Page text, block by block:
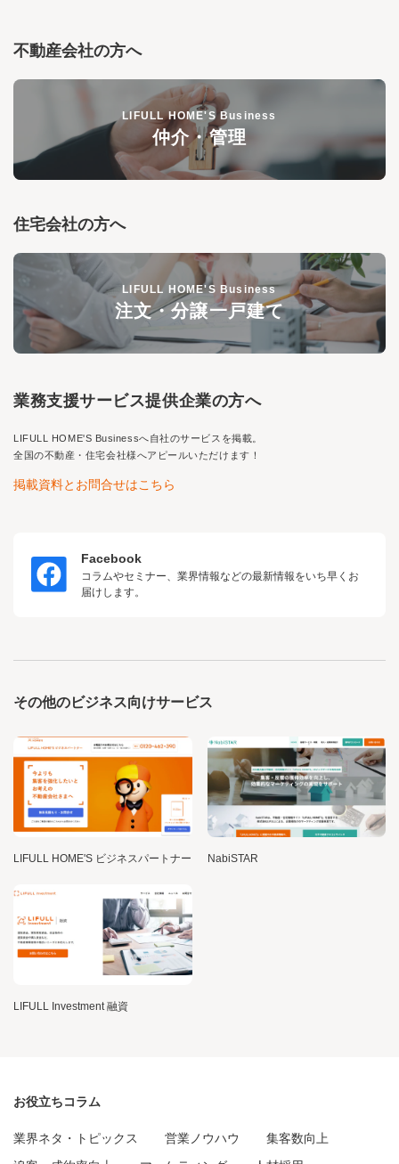
不動産会社の方へ
LIFULL HOME'S Business
仲介・管理
住宅会社の方へ
LIFULL HOME'S Business
注文・分譲一戸建て
業務支援サービス提供企業の方へ
LIFULL HOME'S Businessへ自社のサービスを掲載。
全国の不動産・住宅会社様へアピールいただけます！
掲載資料とお問合せはこちら
Facebook
コラムやセミナー、業界情報などの最新情報をいち早くお
届けします。
その他のビジネス向けサービス
LIFULL HOME'S ビジネスパートナー NabiSTAR
LIFULL Investment 融資
お役立ちコラム
業界ネタ・トピックス 営業ノウハウ
集客数向上